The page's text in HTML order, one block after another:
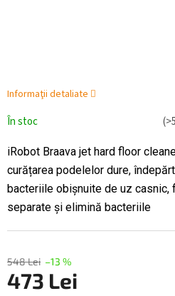
548 Lei –13 %
473 Lei
În stoc
iRobot Braava jet hard floor
curățarea podelelor dure,
bacteriile obișnuite de uz casnic,
separate și elimină bacteriile
Informaţii detaliate